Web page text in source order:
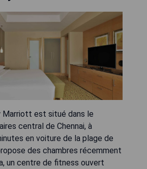
Marriott est situé dans le
central de Chennai, à
en voiture de la plage de
des chambres récemment
un centre de fitness ouvert